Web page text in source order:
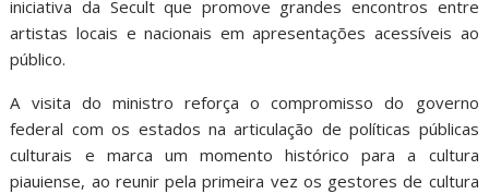
iniciativa da Secult que promove grandes encontros entre
artistas locais e nacionais em apresentações acessíveis ao
público.
A visita do ministro reforça o compromisso do governo
federal com os estados na articulação de políticas públicas
culturais e marca um momento histórico para a cultura
piauiense, ao reunir pela primeira vez os gestores de cultura